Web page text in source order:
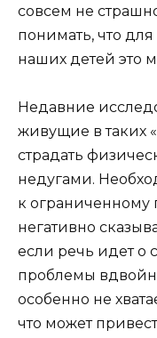
совсем не
понимать, что
наших детей это
Недавние
живущие в таких
страдать
недугами.
к ограниченному
негативно
если речь идет о
проблемы
особенно не
что может